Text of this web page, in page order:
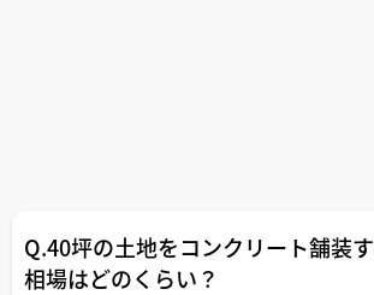
Q.40坪の土地をコンクリート舗装
相場はどのくらい？